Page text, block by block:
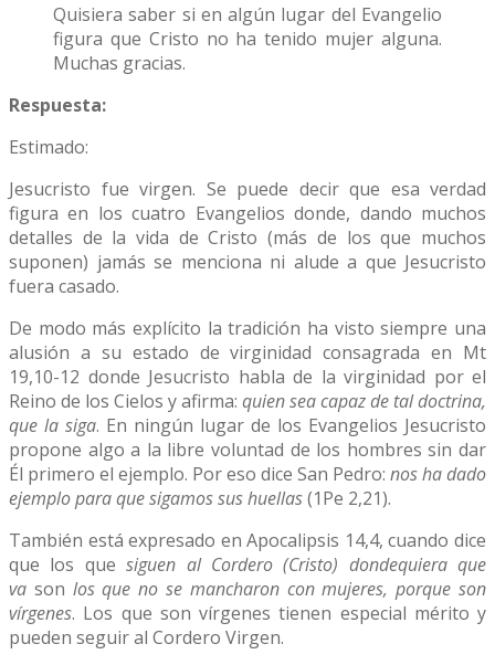
Quisiera saber si en algún lugar del Evangelio
figura que Cristo no ha tenido mujer alguna.
Muchas gracias.
Respuesta:
Estimado:
Jesucristo fue virgen. Se puede decir que esa verdad
figura en los cuatro Evangelios donde, dando muchos
detalles de la vida de Cristo (más de los que muchos
suponen) jamás se menciona ni alude a que Jesucristo
fuera casado.
De modo más explícito la tradición ha visto siempre una
alusión a su estado de virginidad consagrada en Mt
19,10-12 donde Jesucristo habla de la virginidad por el
Reino de los Cielos y afirma: quien sea capaz de tal doctrina,
que la siga. En ningún lugar de los Evangelios Jesucristo
propone algo a la libre voluntad de los hombres sin dar
Él primero el ejemplo. Por eso dice San Pedro: nos ha dado
ejemplo para que sigamos sus huellas(1Pe 2,21).
También está expresado en Apocalipsis 14,4, cuando dice
que los quesiguen al Cordero (Cristo) dondequiera que
va son los que no se mancharon con mujeres, porque son
vírgenes. Los que son vírgenes tienen especial mérito y
pueden seguir al Cordero Virgen.